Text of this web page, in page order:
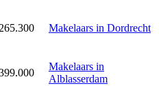
Makelaars in Dordrecht
Makelaars in
Alblasserdam